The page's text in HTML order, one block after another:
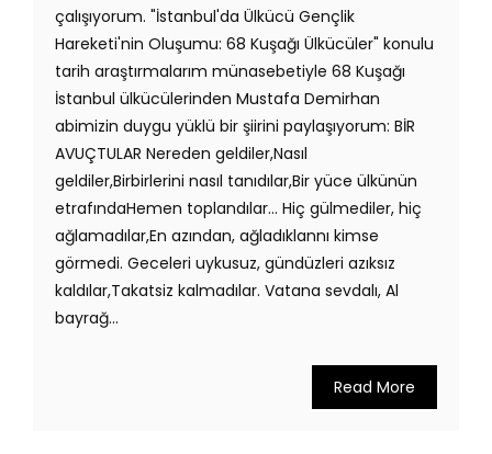
çalışıyorum. "İstanbul'da Ülkücü Gençlik
Hareketi'nin Oluşumu: 68 Kuşağı Ülkücüler" konulu
tarih araştırmalarım münasebetiyle 68 Kuşağı
İstanbul ülkücülerinden Mustafa Demirhan
abimizin duygu yüklü bir şiirini paylaşıyorum: BİR
AVUÇTULAR Nereden geldiler,Nasıl
geldiler,Birbirlerini nasıl tanıdılar,Bir yüce ülkünün
etrafındaHemen toplandılar... Hiç gülmediler, hiç
ağlamadılar,En azından, ağladıklannı kimse
görmedi. Geceleri uykusuz, gündüzleri azıksız
kaldılar,Takatsiz kalmadılar. Vatana sevdalı, Al
bayrağ...
Read More